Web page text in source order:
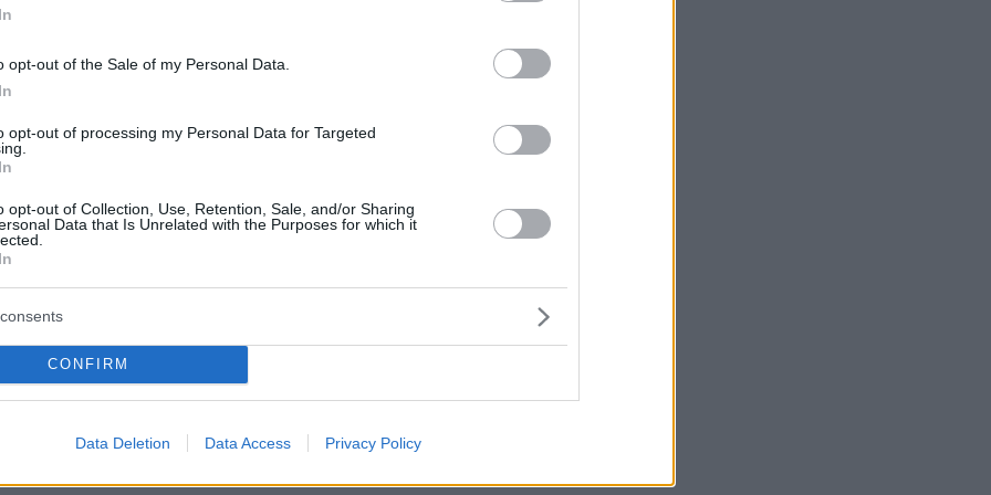
opt-out of the Sale of my Personal Data.
opt-out of processing my Personal Data for Targeted
opt-out of Collection, Use, Retention, Sale, and/or Sharing
Data that Is Unrelated with the Purposes for which it
CONFIRM
Data Deletion Data Access Privacy Policy
του 2024
του κυκλώματος αλλά και η σύνδεση του
υπαστυνόμο που καταγγέλθηκε για
προέκυψαν συνομιλίες μεταξύ του
και του υπαστυνόμου, αλλά και του
με τρίτα πρόσωπα, από τις οποίες
συνεννόηση μεταξύ τους για περίπτωση
ναρκωτικών με την εμπλοκή και των δύο.
μάλιστα ακούγεται ο υπαστυνόμος να
τον συνάδελφό του ότι απομακρύνθηκε από
ουσίες λόγω της υπηρεσίας που